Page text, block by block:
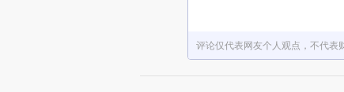
评论仅代表网友个人观点，不代表